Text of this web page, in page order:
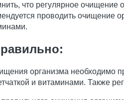
что регулярное
проводить очищение
организма необходимо
и витаминами. Также